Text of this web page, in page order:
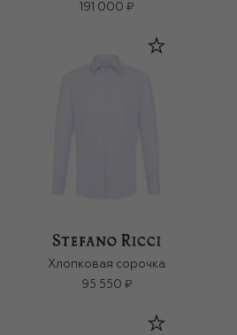
191 000 ₽
Хлопковая сорочка
95 550 ₽